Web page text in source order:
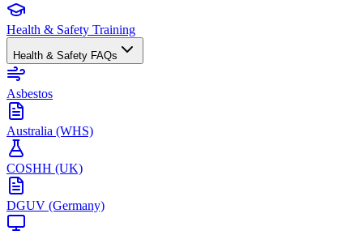
Health & Safety Training
Health & Safety FAQs
Asbestos
Australia (WHS)
COSHH (UK)
DGUV (Germany)